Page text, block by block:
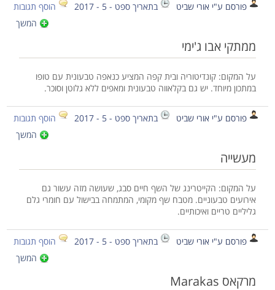
פורסם ע"י אורי שביט בתאריך ספט - 5 - 2017
הוסף תגובות
המשך
ממתקי אבו ג'ימי
על המקום: קונדיטוריה ובית קפה המציע כנאפה טבעונית עם טופו
במתכון מיוחד. יש גם בקלאווה טבעונית ומאפים ללא גלוטן וסוכר.
פורסם ע"י אורי שביט בתאריך ספט - 5 - 2017
הוסף תגובות
המשך
מעשייה
על המקום: הקייטרינג של השף חיים סבג, שעושה מזה עשור גם
אירועים טבעוניים. מטבח שף מקומי, המתמחה בבישול עם חומרי גלם
גליליים טריים ואיכותיים.
פורסם ע"י אורי שביט בתאריך ספט - 5 - 2017
הוסף תגובות
המשך
מרקאס Marakas